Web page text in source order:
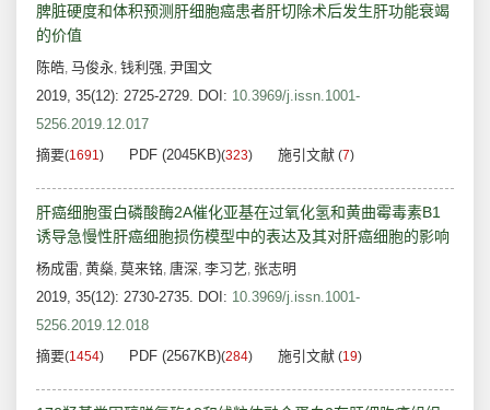
脾脏硬度和体积预测肝细胞癌患者肝切除术后发生肝功能衰竭
的价值
陈皓, 马俊永, 钱利强, 尹国文
2019, 35(12): 2725-2729. DOI: 10.3969/j.issn.1001-
5256.2019.12.017
摘要(1691) PDF (2045KB)(323) 施引文献 (7)
肝癌细胞蛋白磷酸酶2A催化亚基在过氧化氢和黄曲霉毒素B1
诱导急慢性肝癌细胞损伤模型中的表达及其对肝癌细胞的影响
杨成雷, 黄燊, 莫来铭, 唐深, 李习艺, 张志明
2019, 35(12): 2730-2735. DOI: 10.3969/j.issn.1001-
5256.2019.12.018
摘要(1454) PDF (2567KB)(284) 施引文献 (19)